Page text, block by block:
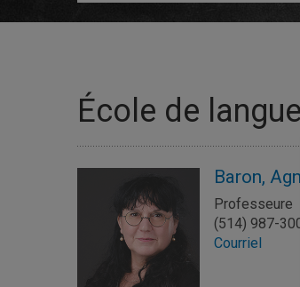
École de
Baron,
Professeure
(514) 987-
Courriel